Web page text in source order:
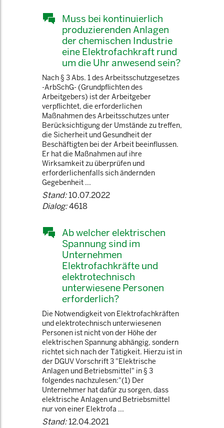
Muss bei kontinuierlich
produzierenden Anlagen
der chemischen Industrie
eine Elektrofachkraft rund
um die Uhr anwesend sein?
Nach § 3 Abs. 1 des Arbeitsschutzgesetzes
-ArbSchG- (Grundpflichten des
Arbeitgebers) ist der Arbeitgeber
verpflichtet, die erforderlichen
Maßnahmen des Arbeitsschutzes unter
Berücksichtigung der Umstände zu treffen,
die Sicherheit und Gesundheit der
Beschäftigten bei der Arbeit beeinflussen.
Er hat die Maßnahmen auf ihre
Wirksamkeit zu überprüfen und
erforderlichenfalls sich ändernden
Gegebenheit ...
Stand:10.07.2022
Dialog:4618
Ab welcher elektrischen
Spannung sind im
Unternehmen
Elektrofachkräfte und
elektrotechnisch
unterwiesene Personen
erforderlich?
Die Notwendigkeit von Elektrofachkräften
und elektrotechnisch unterwiesenen
Personen ist nicht von der Höhe der
elektrischen Spannung abhängig, sondern
richtet sich nach der Tätigkeit. Hierzu ist in
der DGUV Vorschrift 3 "Elektrische
Anlagen und Betriebsmittel" in § 3
folgendes nachzulesen:"(1) Der
Unternehmer hat dafür zu sorgen, dass
elektrische Anlagen und Betriebsmittel
nur von einer Elektrofa ...
Stand:12.04.2021